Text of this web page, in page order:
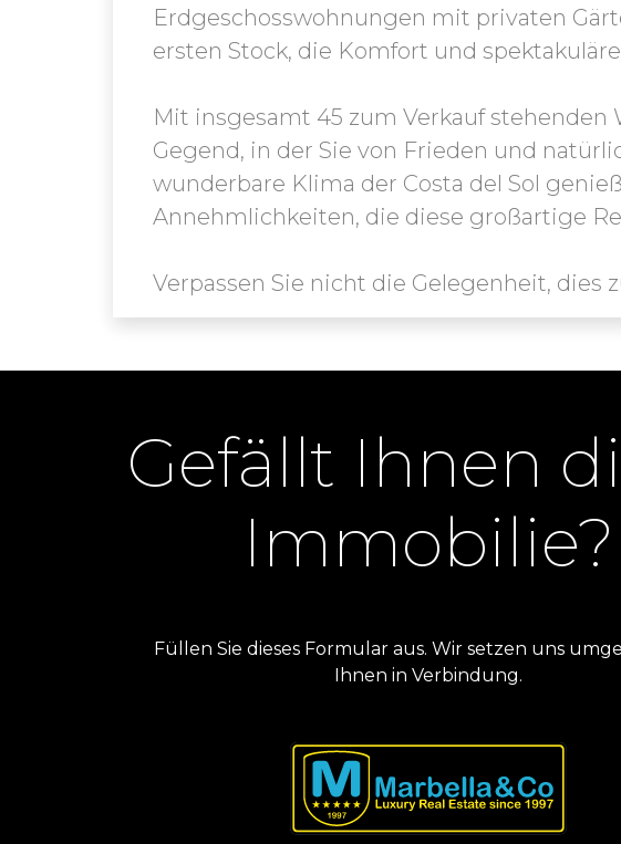
Erdgeschosswohnungen mit privaten
ersten Stock, die Komfort und
Mit insgesamt 45 zum Verkauf
Gegend, in der Sie von Frieden und
wunderbare Klima der Costa del Sol
Annehmlichkeiten, die diese großartige
Verpassen Sie nicht die Gelegenheit, dies
Gefällt Ihnen
Immobilie?
Füllen Sie dieses Formular aus. Wir setzen uns
Ihnen in Verbindung.